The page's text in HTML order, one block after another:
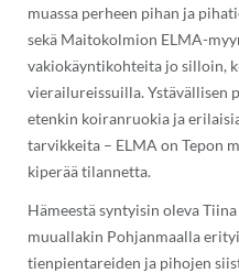
muassa perheen pihan ja
sekä Maitokolmion ELMA-
vakiokäyntikohteita jo silloin,
vierailureissuilla. Ystävällisen
etenkin koiranruokia ja
tarvikkeita – ELMA on Tepon
kiperää tilannetta.
Hämeestä syntyisin oleva
muuallakin Pohjanmaalla
tienpientareiden ja pihojen